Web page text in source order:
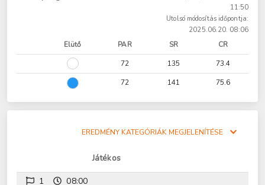
11:50
Utolsó módosítás időpontja:
2025.06.20. 08:06
Elütő PAR SR
CR
72
135
73.4
72
141 75.6
EREDMÉNY KATEGÓRIÁK MEGJELENÍTÉSE
Játékos
1 08:00